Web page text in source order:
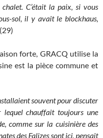
C’était la paix, si vous
sol, il y avait le blockhaus,
forte, GRACQ utilise la
est la pièce commune et
souvent pour discuter
chauffait toujours une
comme sur la cuisinière des
des Falizes sont ici, pensait